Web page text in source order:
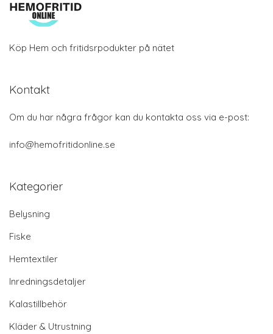
Köp Hem och fritidsrpodukter på nätet
Kontakt
Om du har några frågor kan du kontakta oss via e-post:
info@hemofritidonline.se
Kategorier
Belysning
Fiske
Hemtextiler
Inredningsdetaljer
Kalastillbehör
Kläder & Utrustning